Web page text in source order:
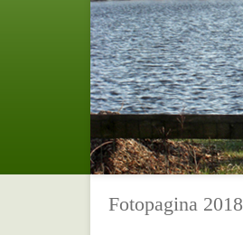
Fotopagina 2018